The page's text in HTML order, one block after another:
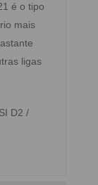
é o tipo
mais
ligas
D2 /